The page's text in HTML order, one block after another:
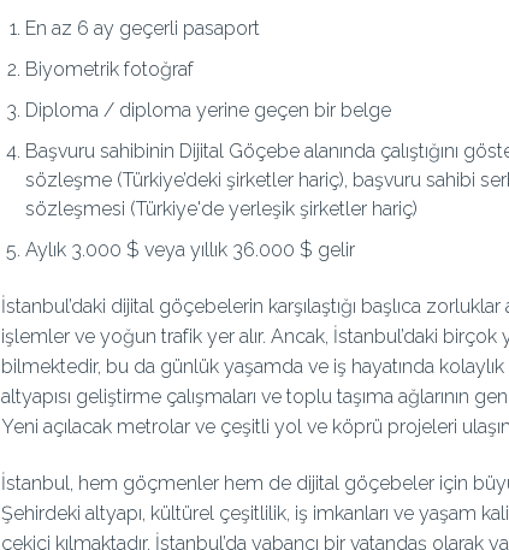
En az 6 ay geçerli pasaport
Biyometrik fotoğraf
Diploma / diploma yerine geçen bir belge
Başvuru sahibinin Dijital Göçebe alanında çalıştığını
sözleşme (Türkiye’deki şirketler hariç), başvuru sahibi
sözleşmesi (Türkiye'de yerleşik şirketler hariç)
Aylık 3.000 $ veya yıllık 36.000 $ gelir
İstanbul’daki dijital göçebelerin karşılaştığı başlıca
işlemler ve yoğun trafik yer alır. Ancak, İstanbul’daki
bilmektedir, bu da günlük yaşamda ve iş hayatında kolaylık
altyapısı geliştirme çalışmaları ve toplu taşıma ağlarının
Yeni açılacak metrolar ve çeşitli yol ve köprü projeleri
İstanbul, hem göçmenler hem de dijital göçebeler için
Şehirdeki altyapı, kültürel çeşitlilik, iş imkanları ve yaşam
çekici kılmaktadır. İstanbul’da yabancı bir vatandaş